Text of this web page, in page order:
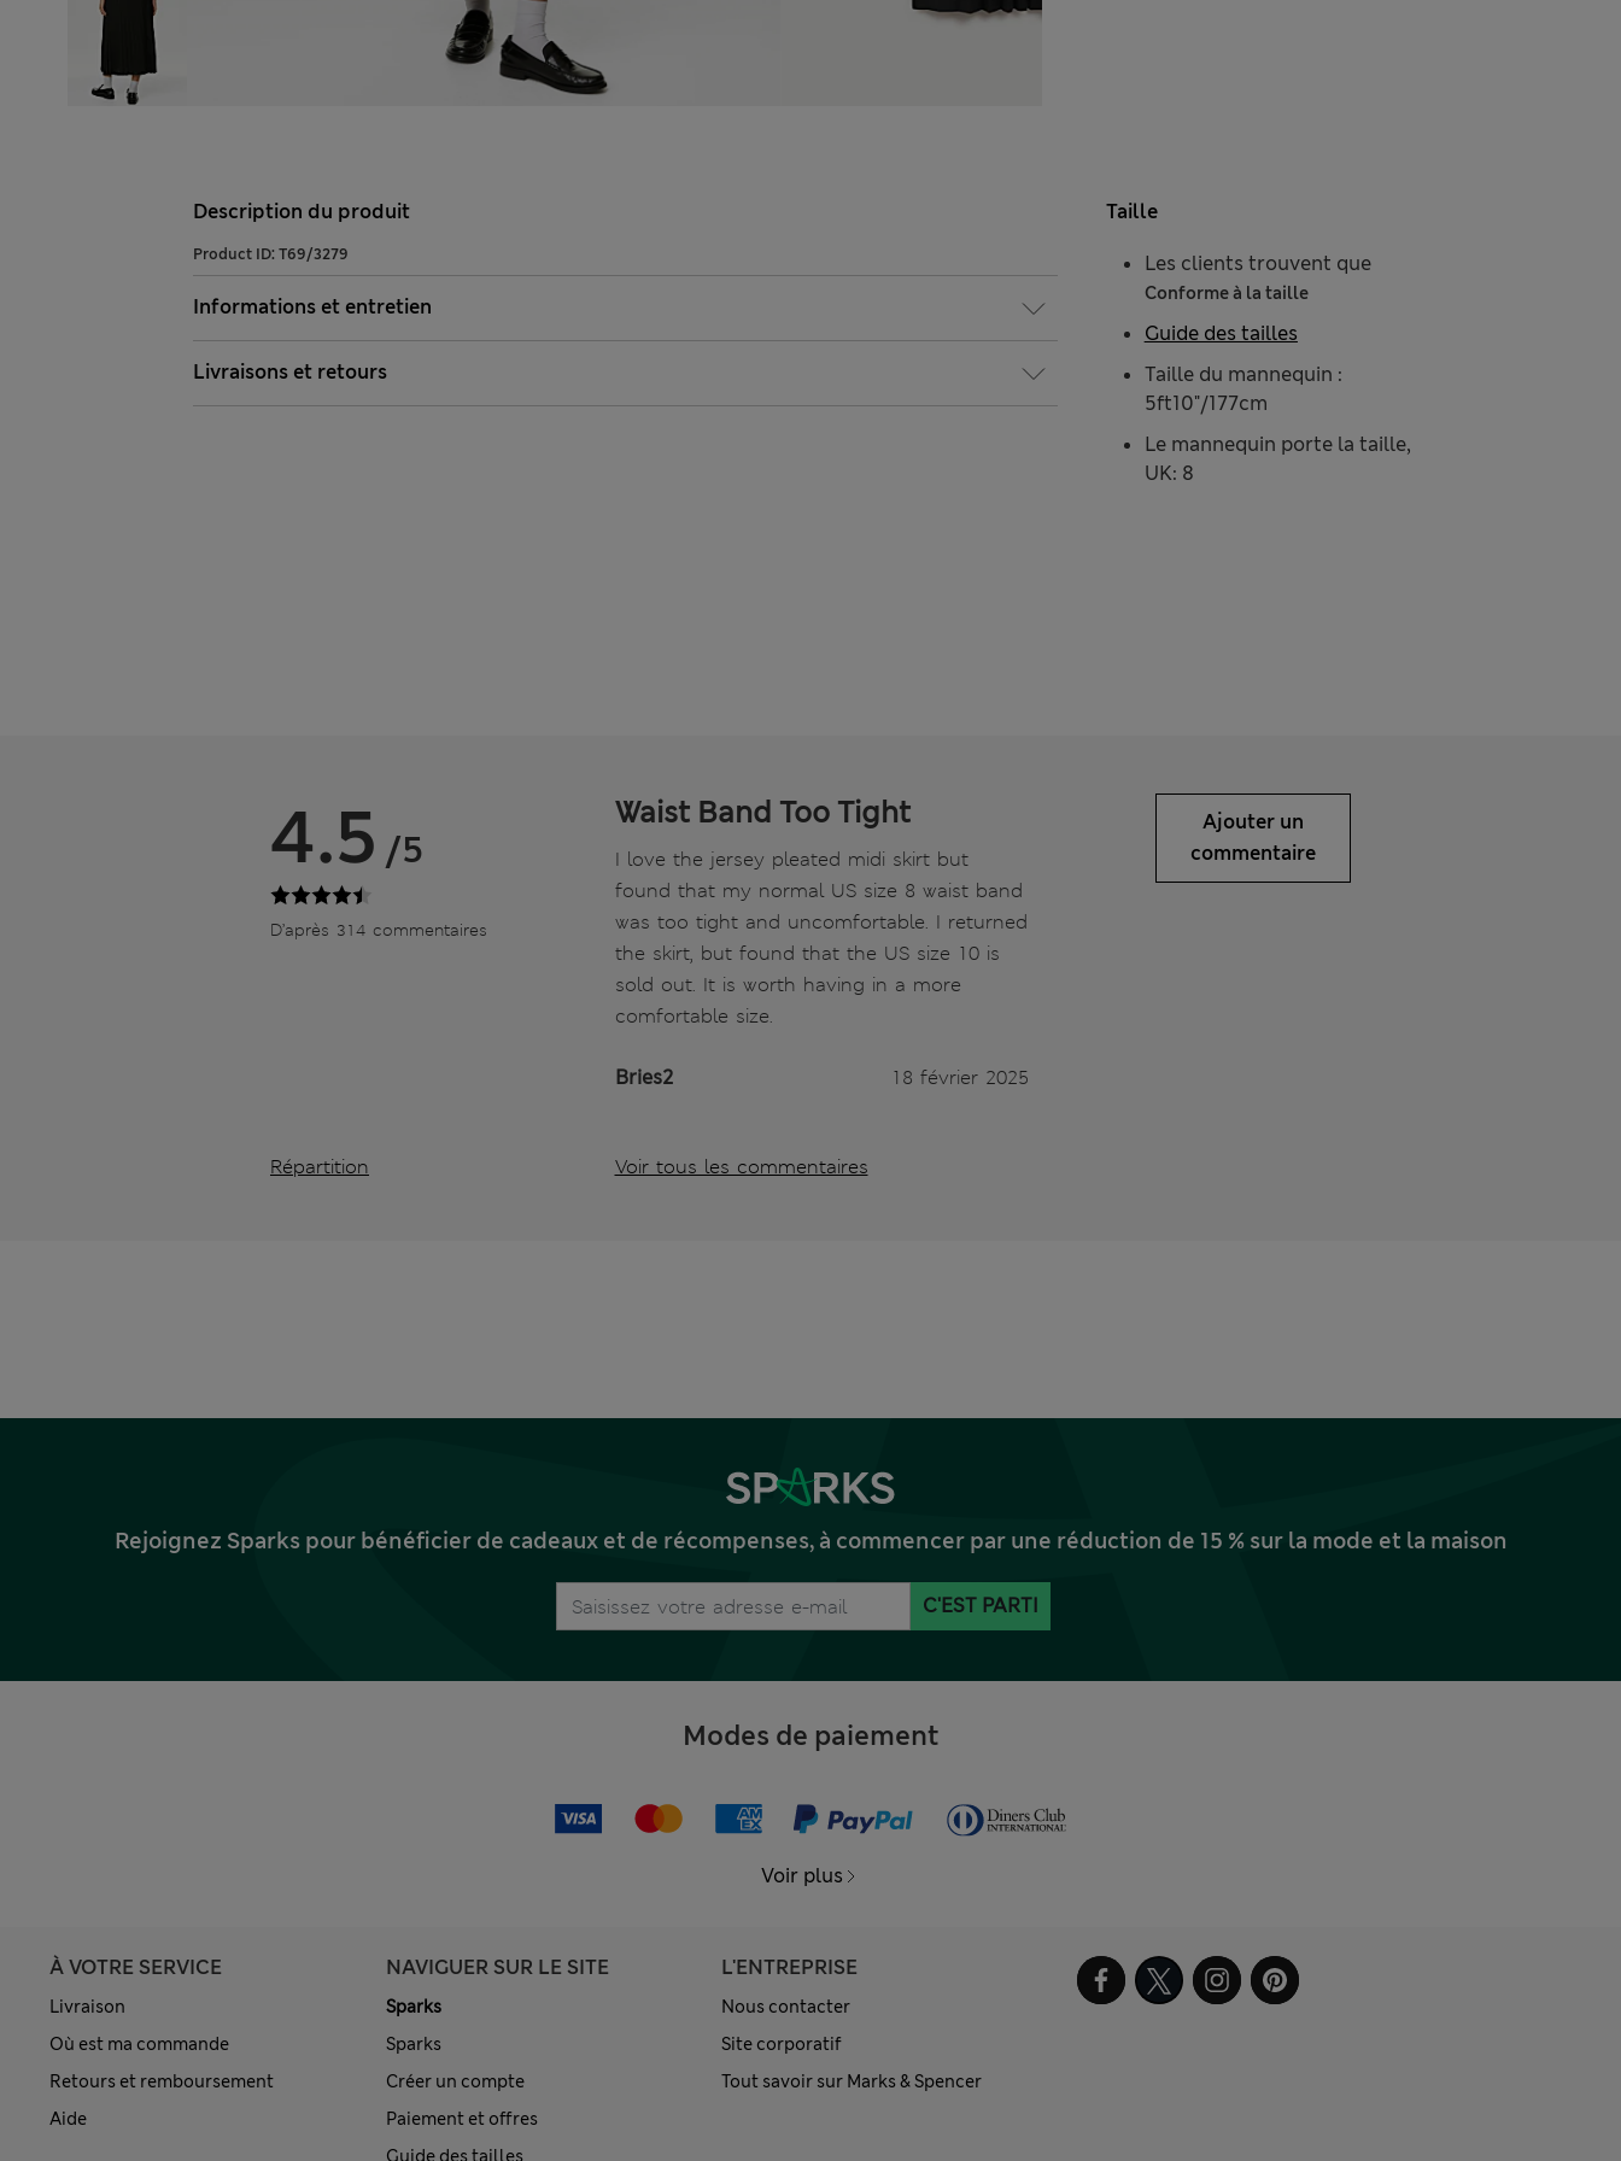
Description du produit
Product ID: T69/3279
Informations et entretien
Livraisons et retours
Taille
Les clients trouvent que
Conforme à la taille
Taille du mannequin :
5ft10"/177cm
Le mannequin porte la taille,
UK: 8
Guide des tailles
4.5 /5
D’après 314 commentaires
Répartition
Waist Band Too Tight
I love the jersey pleated midi skirt but
found that my normal US size 8 waist band
was too tight and uncomfortable. I returned
the skirt, but found that the US size 10 is
sold out. It is worth having in a more
comfortable size.
Bries2 18 février 2025
Voir tous les commentaires
Ajouter un
commentaire
Rejoignez Sparks pour bénéficier de cadeaux et de récompenses, à commencer par une réduction de 15 % sur la mode et la maison
C'EST PARTI
Modes de paiement
Voir plus
À VOTRE SERVICE
Livraison
Où est ma commande
Retours et remboursement
Aide
NAVIGUER SUR LE SITE
Sparks
Sparks
Créer un compte
Paiement et offres
Guide des tailles
L'ENTREPRISE
Nous contacter
Site corporatif
Tout savoir sur Marks & Spencer